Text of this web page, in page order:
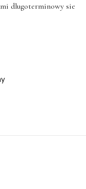
dlugoterminowy sie